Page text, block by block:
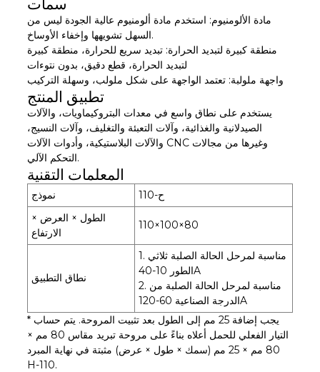
سمات
مادة الألومنيوم: استخدم مادة ألومنيوم عالية الجودة ليس من
السهل تشويهها وإخفاء الأوساخ.
منطقة كبيرة لتبديد الحرارة: تبديد سريع للحرارة، منطقة كبيرة
لتبديد الحرارة، قطع دقيق، بدون نتوءات
واجهة ملولبة: تعتمد الواجهة على شكل ملولب، وسهلة التركيب
تطبيق المنتج
يستخدم على نطاق واسع في معدات البتروكيماويات، والآلات
الصيدلانية والغذائية، وآلات التعبئة والتغليف، وآلات النسيج،
والآلات البلاستيكية، وأدوات الآلات CNC وغيرها من مجالات
التحكم الآلي.
المعلمات التقنية
نموذج
ح-110
الطول × العرض ×
الارتفاع
110×100×80
نطاق التطبيق
1. مناسبة لمرحل الحالة الصلبة ثلاثي
الطور 10-40A
2. مناسبة لمرحل الحالة الصلبة من
الدرجة الصناعية 60-120A
* يجب إضافة 25 مم إلى الطول بعد تثبيت المروحة. يتم حساب
التيار الفعلي للحمل أعلاه بناءً على مروحة تبريد مقاس 80 مم ×
80 مم × 25 مم (سمك × طول × عرض) مثبتة في نهاية المبرد
H-110.